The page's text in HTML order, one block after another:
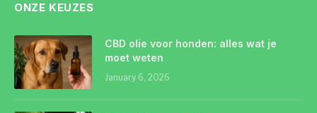
ONZE KEUZES
CBD olie voor honden: alles wat je
moet weten
January 6, 2026